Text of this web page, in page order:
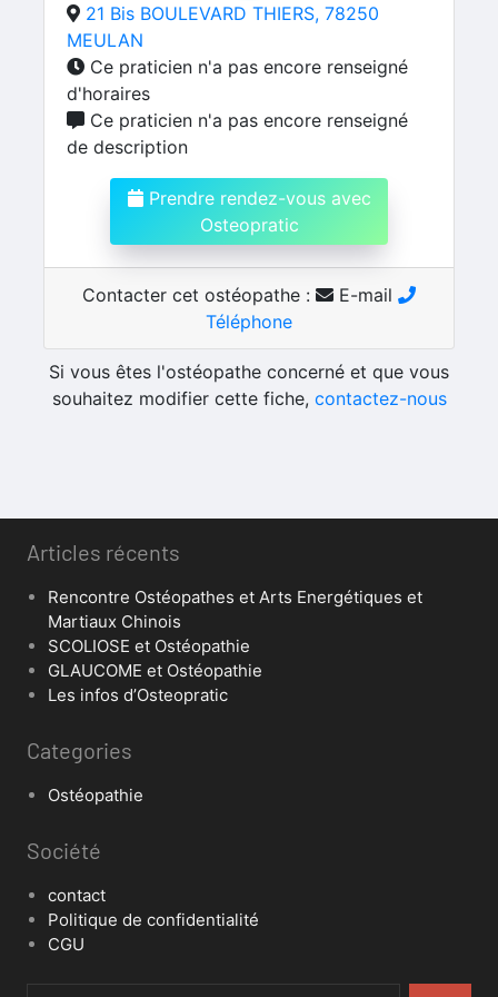
21 Bis BOULEVARD THIERS, 78250
MEULAN
Ce praticien n'a pas encore renseigné
d'horaires
Ce praticien n'a pas encore renseigné
de description
Prendre rendez-vous avec
Osteopratic
Contacter cet ostéopathe :
E-mail
Téléphone
Si vous êtes l'ostéopathe concerné et que vous
souhaitez modifier cette fiche, contactez-nous
Articles récents
Rencontre Ostéopathes et Arts Energétiques et
Martiaux Chinois
SCOLIOSE et Ostéopathie
GLAUCOME et Ostéopathie
Les infos d’Osteopratic
Categories
Ostéopathie
Société
contact
Politique de confidentialité
CGU